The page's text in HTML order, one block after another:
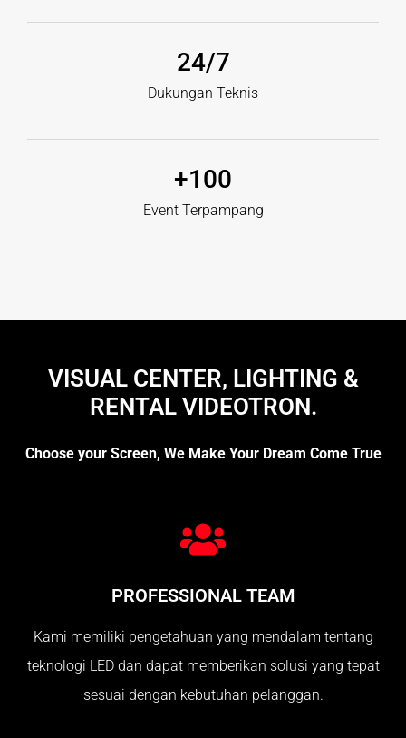
Dukungan Teknis
24/7
Event Terpampang
+100
VISUAL CENTER, LIGHTING &
RENTAL VIDEOTRON.
Choose your Screen, We Make Your Dream Come True
PROFESSIONAL TEAM
Kami memiliki pengetahuan yang mendalam tentang
teknologi LED dan dapat memberikan solusi yang tepat
sesuai dengan kebutuhan pelanggan.